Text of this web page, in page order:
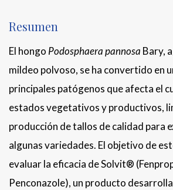
Resumen
El hongo Podosphaera pannosa Bary,
mildeo polvoso, se ha convertido en
principales patógenos que afecta el
estados vegetativos y productivos,
producción de tallos de calidad para
algunas variedades. El objetivo de
evaluar la eficacia de Solvit®
Penconazole), un producto